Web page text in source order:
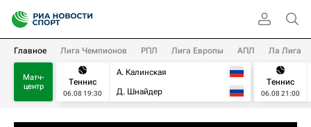
Главное Лига Чемпионов РПЛ Лига Европы АПЛ Ла Лига
Матч-
центр
Теннис
06.08 19:30
А. Калинская
Д. Шнайдер
Теннис
06.08 21:00